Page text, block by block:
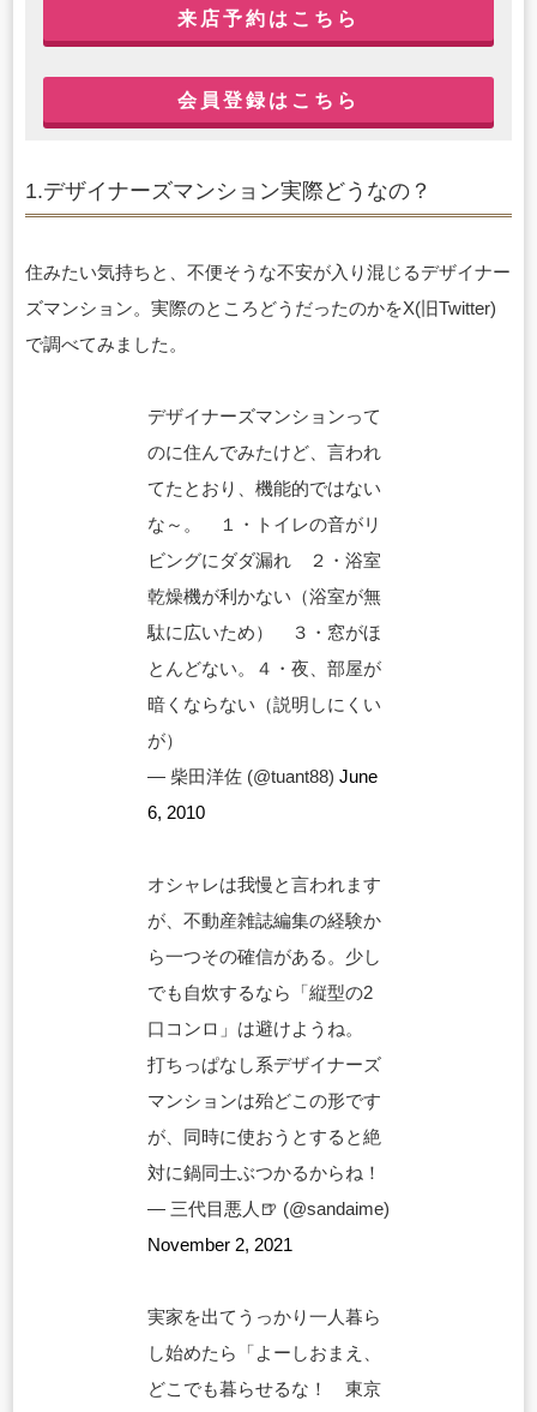
来店予約はこちら
会員登録はこちら
1.デザイナーズマンション実際どうなの？
住みたい気持ちと、不便そうな不安が入り混じるデザイナー
ズマンション。実際のところどうだったのかをX(旧Twitter)
で調べてみました。
デザイナーズマンションって
のに住んでみたけど、言われ
てたとおり、機能的ではない
な～。 １・トイレの音がリ
ビングにダダ漏れ ２・浴室
乾燥機が利かない（浴室が無
駄に広いため） ３・窓がほ
とんどない。４・夜、部屋が
暗くならない（説明しにくい
が）
— 柴田洋佐 (@tuant88) June
6, 2010
オシャレは我慢と言われます
が、不動産雑誌編集の経験か
ら一つその確信がある。少し
でも自炊するなら「縦型の2
口コンロ」は避けようね。
打ちっぱなし系デザイナーズ
マンションは殆どこの形です
が、同時に使おうとすると絶
対に鍋同士ぶつかるからね！
— 三代目悪人🍺 (@sandaime)
November 2, 2021
実家を出てうっかり一人暮ら
し始めたら「よーしおまえ、
どこでも暮らせるな！ 東京